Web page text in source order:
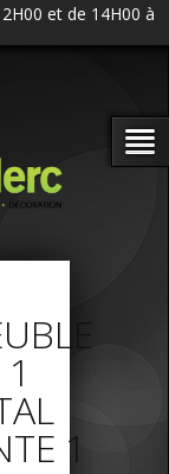
et de 14H00 à
1